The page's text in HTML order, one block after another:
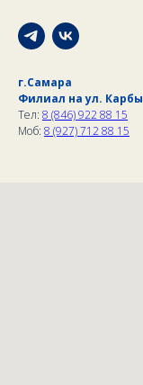
г.Самара
Филиал на ул.
Тел: 8 (846) 922 88 15
Моб: 8 (927) 712 88 15